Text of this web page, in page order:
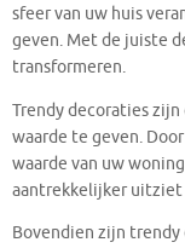
sfeer van uw huis
geven. Met de juiste
transformeren.
Trendy decoraties
waarde te geven.
waarde van uw
aantrekkelijker
Bovendien zijn